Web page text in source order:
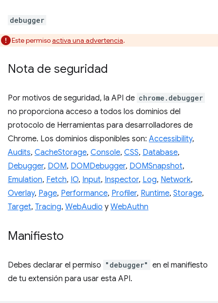
debugger
Este permisoactiva una advertencia.
Nota de seguridad
Por motivos de seguridad, la API de chrome.debugger
no proporciona acceso a todos los dominios del
protocolo de Herramientas para desarrolladores de
Chrome. Los dominios disponibles son: Accessibility,
Audits, CacheStorage, Console, CSS, Database,
Debugger, DOM, DOMDebugger, DOMSnapshot,
Emulation, Fetch, IO, Input, Inspector, Log, Network,
Overlay, Page, Performance, Profiler, Runtime, Storage,
Target, Tracing, WebAudio y WebAuthn
Manifiesto
Debes declarar el permiso "debugger" en el manifiesto
de tu extensión para usar esta API.